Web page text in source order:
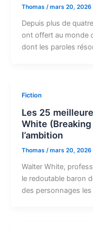
Thomas/mars 20, 2026
Depuis plus de
ont offert au monde
dont les paroles
Fiction
Les 25
White
l’ambition
Thomas /mars 20, 2026
Walter White,
le redoutable baron
des personnages les